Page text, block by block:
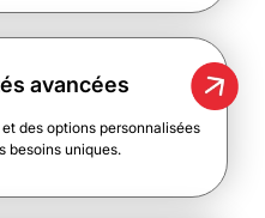
avancées
des options personnalisées
besoins uniques.